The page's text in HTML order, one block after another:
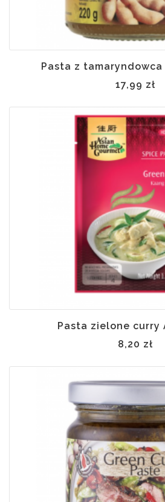
Pasta z
17,99 zł
Pasta zielone curry
8,20 zł